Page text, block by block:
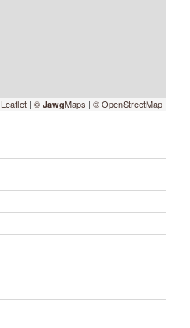
Leaflet | © JawgMaps | © OpenStreetMap